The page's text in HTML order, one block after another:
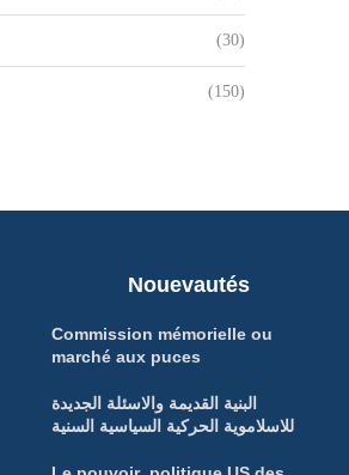
(30)
(150)
Nouevautés
Commission mémorielle ou
marché aux puces
البنية القديمة والاسئلة الجديدة
للاسلاموية الحركية السياسية السنية